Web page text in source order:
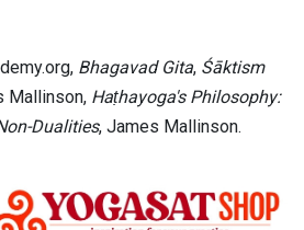
Bhagavad Gita, Śāktism
Mallinson, Haṭhayoga's Philosophy:
Dualities, James Mallinson.